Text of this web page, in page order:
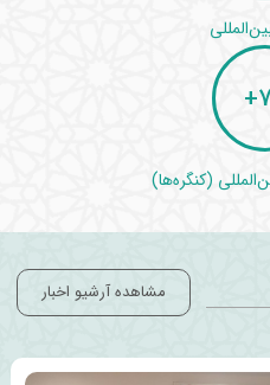
+
(کنگره‌ها)
مشاهده آرشیو اخبار